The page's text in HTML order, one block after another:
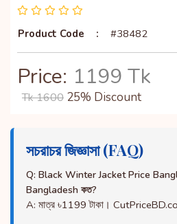
Product Code : #38482
Price: 1199 Tk
Tk 1600 25% Discount
সচরাচর জিজ্ঞাসা (FAQ)
Q: Black Winter Jacket Price
Bangladesh কত?
A: মাত্র ৳1199 টাকা।